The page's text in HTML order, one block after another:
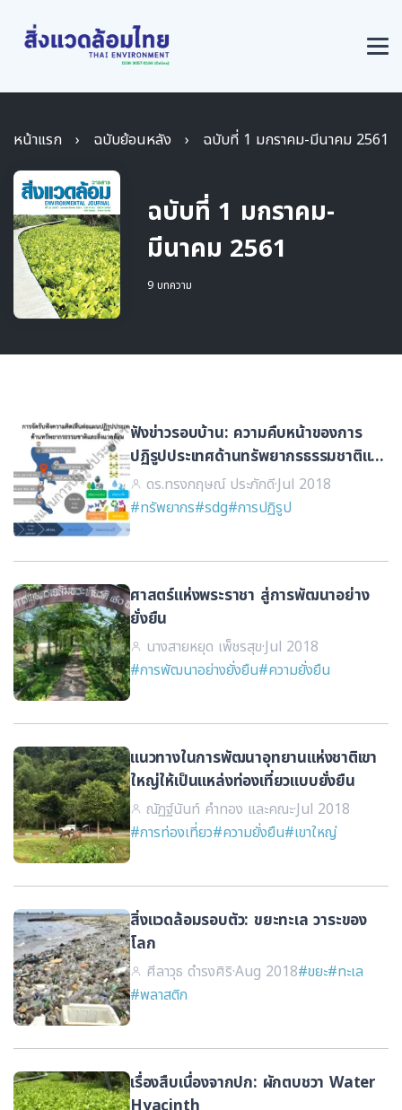
หน้าแรก › ฉบับย้อนหลัง › ฉบับที่ 1 มกราคม-มีนาคม 2561
ฉบับที่ 1 มกราคม-
มีนาคม 2561
9 บทความ
ฟังข่าวรอบบ้าน: ความคืบหน้าของการ
ปฏิรูปประเทศด้านทรัพยากรธรรมชาติและ
สิ่งแวดล้อม
ดร.ทรงกฤษณ์ ประภักดี·Jul 2018
#ทรัพยากร#sdg#การปฏิรูป
ศาสตร์แห่งพระราชา สู่การพัฒนาอย่าง
ยั่งยืน
นางสายหยุด เพ็ชรสุข·Jul 2018
#การพัฒนาอย่างยั่งยืน#ความยั่งยืน
แนวทางในการพัฒนาอุทยานแห่งชาติเขา
ใหญ่ให้เป็นแหล่งท่องเที่ยวแบบยั่งยืน
ณัฏฐ์นันท์ คำทอง และคณะ·Jul 2018
#การท่องเที่ยว#ความยั่งยืน#เขาใหญ่
สิ่งแวดล้อมรอบตัว: ขยะทะเล วาระของ
โลก
ศีลาวุธ ดำรงศิริ·Aug 2018#ขยะ#ทะเล
#พลาสติก
เรื่องสืบเนื่องจากปก: ผักตบชวา Water